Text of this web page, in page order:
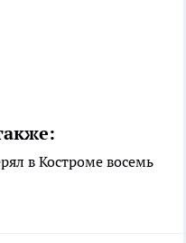
в Костроме восемь